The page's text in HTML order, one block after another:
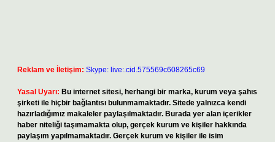
Reklam ve İletişim: Skype: live:.cid.575569c608265c69
Yasal Uyarı: Bu internet sitesi, herhangi bir marka, kurum veya şahıs
şirketi ile hiçbir bağlantısı bulunmamaktadır. Sitede yalnızca kendi
hazırladığımız makaleler paylaşılmaktadır. Burada yer alan içerikler
haber niteliği taşımamakta olup, gerçek kurum ve kişiler hakkında
paylaşım yapılmamaktadır. Gerçek kurum ve kişiler ile isim